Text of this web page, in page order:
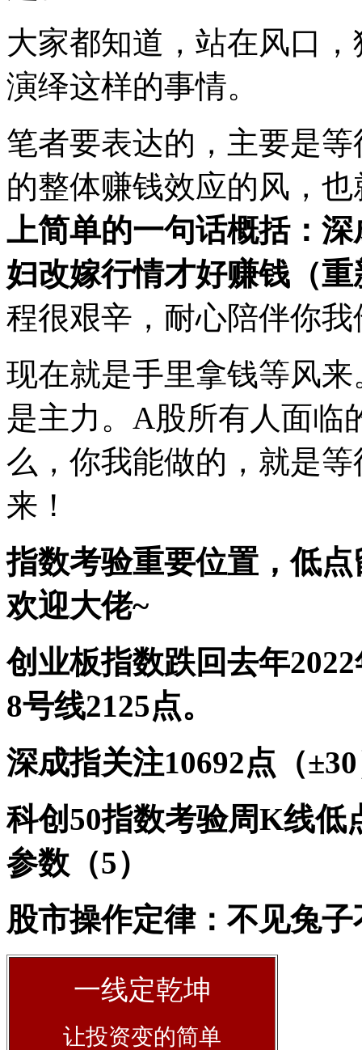
大家都知道，站在风口
演绎这样的事情。
笔者要表达的，主要是
的整体赚钱效应的风，
上简单的一句话概括：
妇改嫁行情才好赚钱（
程很艰辛，耐心陪伴你我
现在就是手里拿钱等风
是主力。A股所有人面临
么，你我能做的，就是
来！
指数考验重要位置，低
欢迎大佬~
创业板指数跌回去年
8号线2125点。
深成指关注10692点（
科创50指数考验周K线低
参数（5）
股市操作定律：不见兔
一线定乾坤
让投资变的简单